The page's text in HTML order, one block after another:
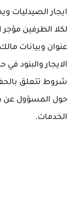
لكلا الطرفين
عنوان وبيانات
الايجار والبنود
شروط تتعلق
حول المسؤول عن
الخدمات.